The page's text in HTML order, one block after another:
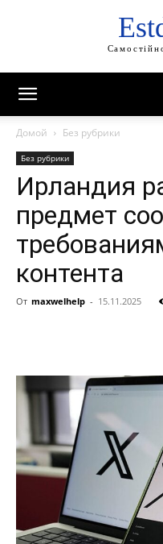
Домой Без рубрики
Без рубрики
Ирландия
предмет
контента
От maxwelhelp - 15.11.2025